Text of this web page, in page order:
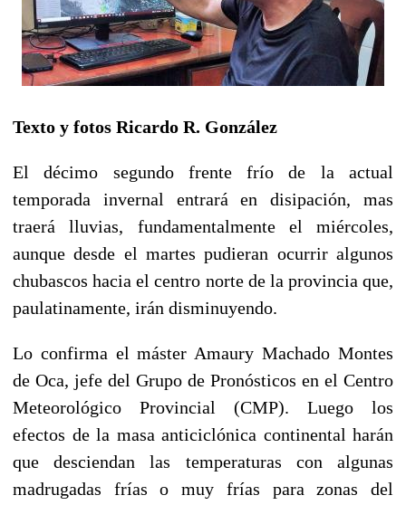
Texto y fotos Ricardo R. González
El décimo segundo frente frío de la actual
temporada invernal entrará en disipación, mas
traerá lluvias, fundamentalmente el miércoles,
aunque desde el martes pudieran ocurrir algunos
chubascos hacia el centro norte de la provincia que,
paulatinamente, irán disminuyendo.
Lo confirma el máster Amaury Machado Montes
de Oca, jefe del Grupo de Pronósticos en el Centro
Meteorológico Provincial (CMP). Luego los
efectos de la masa anticiclónica continental harán
que desciendan las temperaturas con algunas
madrugadas frías o muy frías para zonas del